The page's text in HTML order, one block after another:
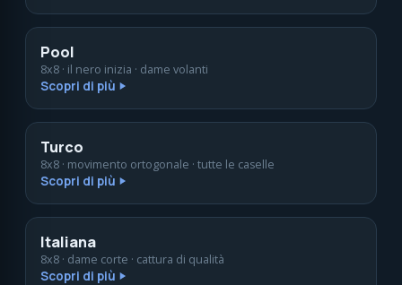
Pool
8x8 · il nero inizia · dame volanti
Scopri di più
Turco
8x8 · movimento ortogonale · tutte le caselle
Scopri di più
Italiana
8x8 · dame corte · cattura di qualità
Scopri di più